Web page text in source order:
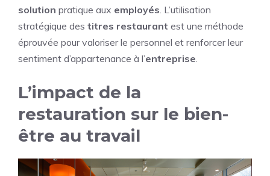
solution pratique aux employés . L’utilisation
stratégique des titres restaurant est une méthode
éprouvée pour valoriser le personnel et renforcer leur
sentiment d’appartenance à l’entreprise
L’impact de la
restauration sur le bien-
être au travail